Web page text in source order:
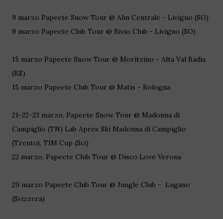
9 marzo Papeete Snow Tour @ Alm Centrale - Livigno (SO)
9 marzo Papeete Club Tour @ Bivio Club - Livigno (SO)
15 marzo Papeete Snow Tour @ Moritzino - Alta Val Badia
(BZ)
15 marzo Papeete Club Tour @ Matis - Bologna
21-22-23 marzo, Papeete Snow Tour @ Madonna di
Campiglio (TN) Lab Apres Ski Madonna di Campiglio
(Trento), TIM Cup (Sci)
22 marzo, Papeete Club Tour @ Disco Love Verona
29 marzo Papeete Club Tour @ Jungle Club - Lugano
(Svizzera)